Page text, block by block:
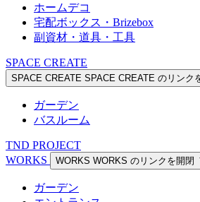
ホームデコ
宅配ボックス・Brizebox
副資材・道具・工具
SPACE CREATE
SPACE CREATE SPACE CREATE のリンク
ガーデン
バスルーム
TND PROJECT
WORKS
WORKS WORKS のリンクを開閉
ガーデン